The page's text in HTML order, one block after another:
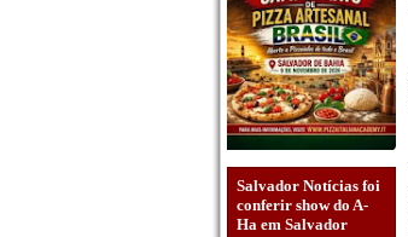
Salvador Notícias foi
conferir show do A-
Ha em Salvador